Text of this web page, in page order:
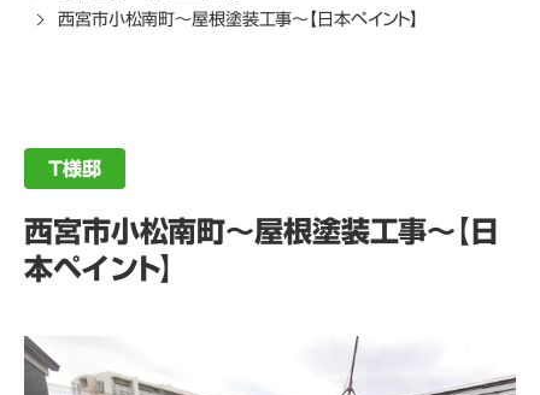
西宮市小松南町～屋根塗装工事～【日本ペイント】
T様邸
西宮市小松南町～屋根塗装工事～【日
本ペイント】